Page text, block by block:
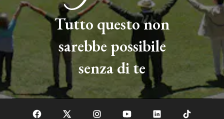
Tutto questo non
sarebbe possibile
senza di te